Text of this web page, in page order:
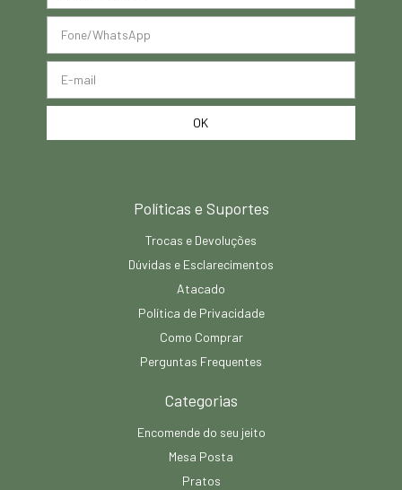
Políticas e Suportes
Trocas e Devoluções
Dúvidas e Esclarecimentos
Atacado
Política de Privacidade
Como Comprar
Perguntas Frequentes
Categorias
Encomende do seu jeito
Mesa Posta
Pratos